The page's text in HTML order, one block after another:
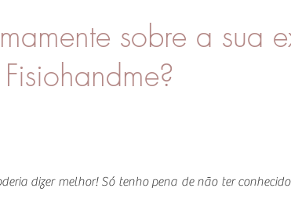
sobre a sua
Fisiohandme?
dizer melhor! Só tenho pena de não ter